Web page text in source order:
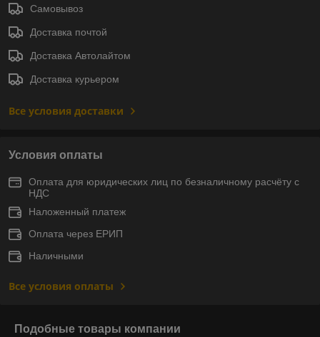
Самовывоз
Доставка почтой
Доставка Автолайтом
Доставка курьером
Все условия доставки
Условия оплаты
Оплата для юридических лиц по безналичному расчёту с
НДС
Наложенный платеж
Оплата через ЕРИП
Наличными
Все условия оплаты
Подобные товары компании